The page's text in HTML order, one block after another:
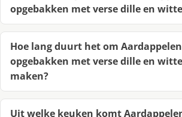
opgebakken met verse dille en
Hoe lang duurt het om
opgebakken met verse dille en
maken?
Uit welke keuken komt